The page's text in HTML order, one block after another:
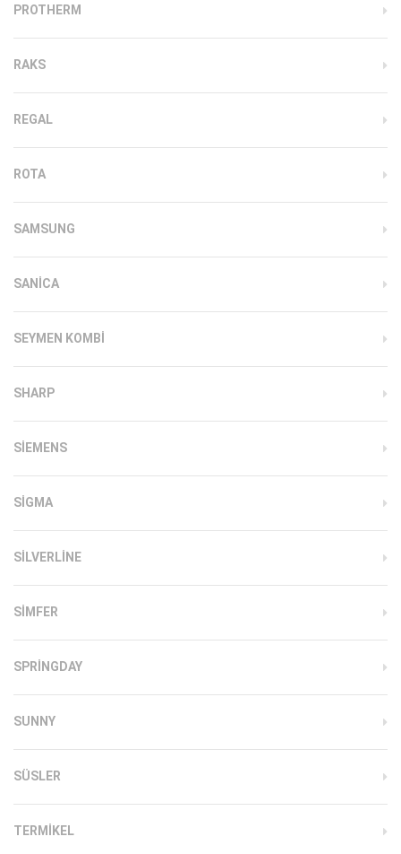
PROTHERM
RAKS
REGAL
ROTA
SAMSUNG
SANICA
SEYMEN KOMBI
SHARP
SIEMENS
SIGMA
SILVERLINE
SIMFER
SPRINGDAY
SUNNY
SÜSLER
TERMIKEL